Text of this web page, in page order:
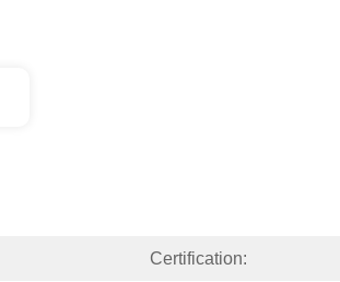
Certification: